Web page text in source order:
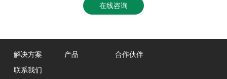
在线咨询
解决方案 产品
合作伙伴
联系我们